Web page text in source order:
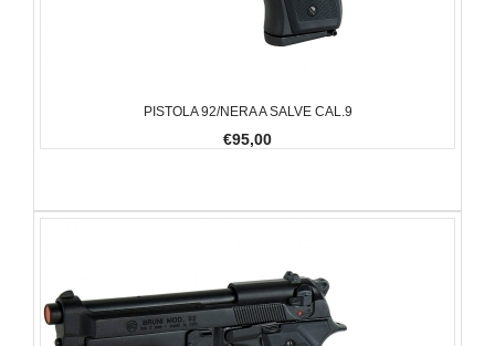
PISTOLA 92/NERA A SALVE CAL.9
€95,00